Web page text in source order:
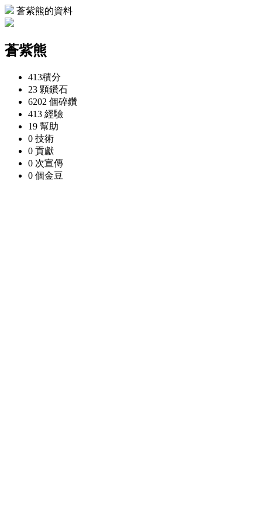
蒼紫熊的資料
蒼紫熊
413積分
23 顆鑽石
6202 個碎鑽
413 經驗
19 幫助
0 技術
0 貢獻
0 次宣傳
0 個金豆